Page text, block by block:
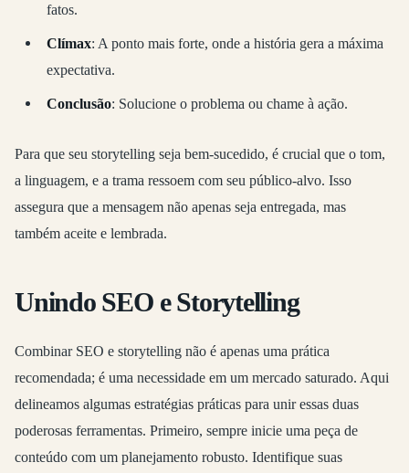
fatos.
Clímax: A ponto mais forte, onde a história gera a máxima
expectativa.
Conclusão: Solucione o problema ou chame à ação.
Para que seu storytelling seja bem-sucedido, é crucial que o tom,
a linguagem, e a trama ressoem com seu público-alvo. Isso
assegura que a mensagem não apenas seja entregada, mas
também aceite e lembrada.
Unindo SEO e Storytelling
Combinar SEO e storytelling não é apenas uma prática
recomendada; é uma necessidade em um mercado saturado. Aqui
delineamos algumas estratégias práticas para unir essas duas
poderosas ferramentas. Primeiro, sempre inicie uma peça de
conteúdo com um planejamento robusto. Identifique suas